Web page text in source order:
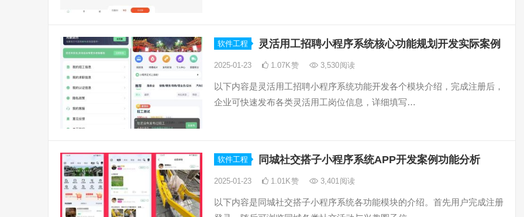
软件工程 灵活用工招聘小程序系统核心功能规划开发实际案例
2025-01-23 1.07K赞 3,530阅读
以下内容是灵活用工招聘小程序系统功能开发各个模块介绍，完成注册后，
企业可快速发布各类灵活用工岗位信息，详细填写…
软件工程 同城社交搭子小程序系统APP开发案例功能分析
2025-01-23 1.01K赞 3,401 阅读
以下内容是同城社交搭子小程序系统各功能模块的介绍。首先用户完成注册